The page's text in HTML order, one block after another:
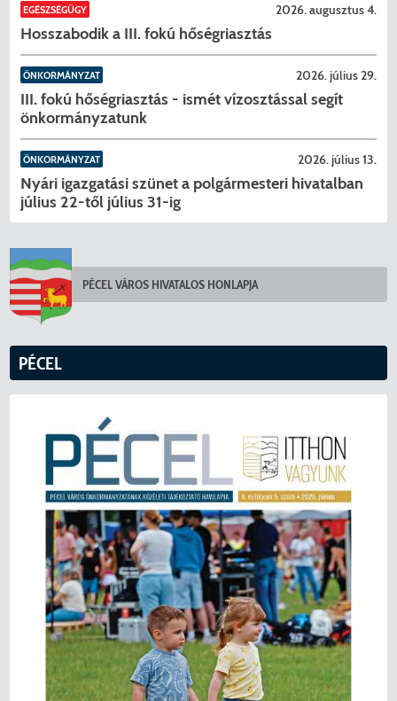
EGÉSZSÉGÜGY 2026. augusztus 4.
Hosszabodik a III. fokú hőségriasztás
ÖNKORMÁNYZAT 2026. július 29.
III. fokú hőségriasztás - ismét vízosztással segít
önkormányzatunk
ÖNKORMÁNYZAT 2026. július 13.
Nyári igazgatási szünet a polgármesteri hivatalban
július 22-től július 31-ig
PÉCEL VÁROS HIVATALOS HONLAPJA
PÉCEL
KERESÉS